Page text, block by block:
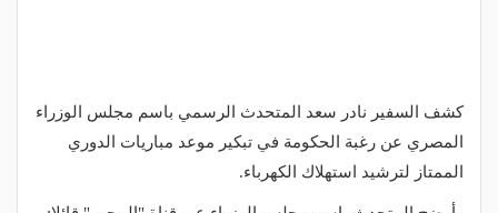
كشف السفير نادر سعد المتحدث الرسمي باسم مجلس الوزراء
المصري عن رغبة الحكومة في تبكير موعد مباريات الدوري
الممتاز لترشيد استهلاك الكهرباء.